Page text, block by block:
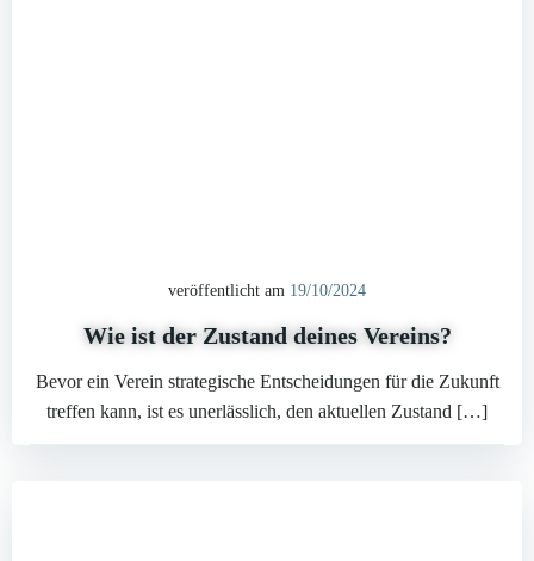
veröffentlicht am 19/10/2024
Wie ist der Zustand deines Vereins?
Bevor ein Verein strategische Entscheidungen für die Zukunft
treffen kann, ist es unerlässlich, den aktuellen Zustand […]